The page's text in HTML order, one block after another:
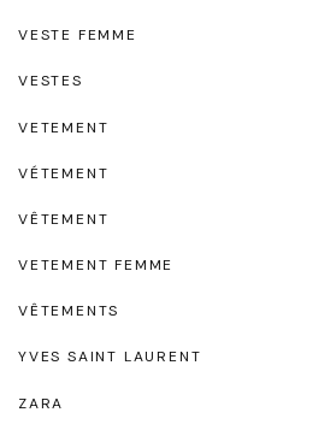
VESTE FEMME
VESTES
VETEMENT
VÉTEMENT
VÊTEMENT
VETEMENT FEMME
VÊTEMENTS
YVES SAINT LAURENT
ZARA